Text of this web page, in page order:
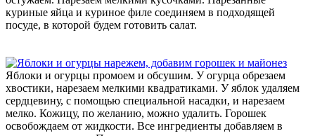
куриные яйца и куриное филе соединяем в подходящей
посуде, в которой будем готовить салат.
Яблоки и огурцы промоем и обсушим. У огурца обрезаем
хвостики, нарезаем мелкими квадратиками. У яблок удаляем
сердцевину, с помощью специальной насадки, и нарезаем
мелко. Кожицу, по желанию, можно удалить. Горошек
освобождаем от жидкости. Все ингредиенты добавляем в